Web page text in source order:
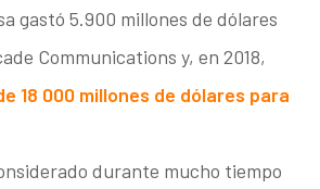
gastó 5.900 millones de dólares
Communications y, en 2018,
18 000 millones de dólares para
durante mucho tiempo